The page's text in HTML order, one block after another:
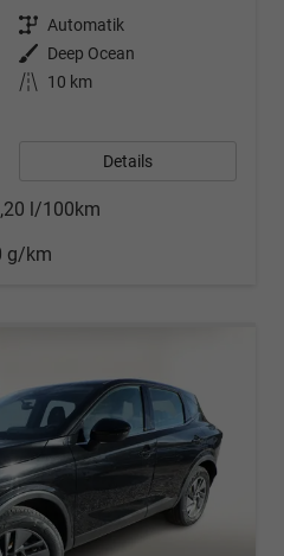
Getriebe Automatik
Außenfarbe Deep Ocean
Kilometerstand
10 km
Details
l/100km
g/km